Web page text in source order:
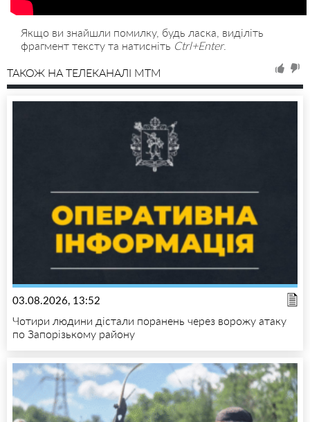
Якщо ви знайшли помилку, будь ласка, виділіть
фрагмент тексту та натисніть Ctrl+Enter.
ТАКОЖ НА ТЕЛЕКАНАЛІ MTM
03.08.2026, 13:52
Чотири людини дістали поранень через ворожу атаку
по Запорізькому району